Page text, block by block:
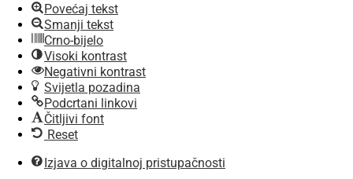
Povećaj tekst
Smanji tekst
Crno-bijelo
Visoki kontrast
Negativni kontrast
Svijetla pozadina
Podcrtani linkovi
Čitljivi font
Reset
Izjava o digitalnoj pristupačnosti